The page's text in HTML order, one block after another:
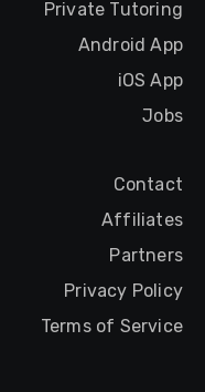
Private Tutoring
Android App
iOS App
Jobs
Contact
Affiliates
Partners
Privacy Policy
Terms of Service